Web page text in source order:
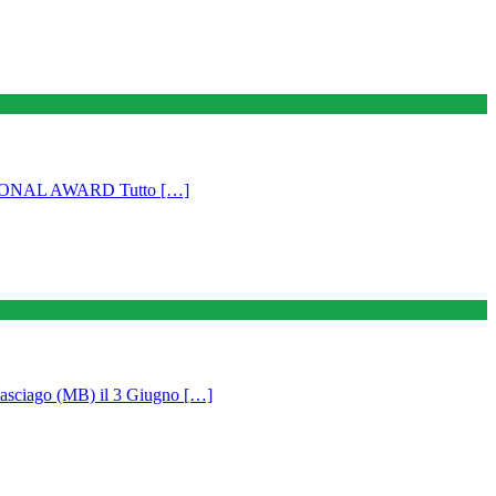
AWARD Tutto […]
(MB) il 3 Giugno […]